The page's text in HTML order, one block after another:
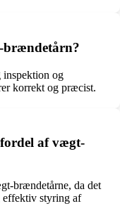
brændetårn?
og
korrekt og præcist.
fordel af vægt-
brændetårne, da det
styring af